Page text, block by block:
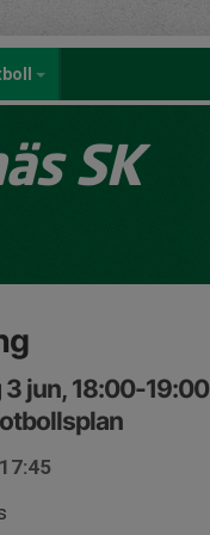
SK
3 jun, 18:00-19:00